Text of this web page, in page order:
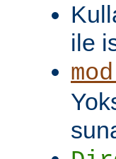
ile